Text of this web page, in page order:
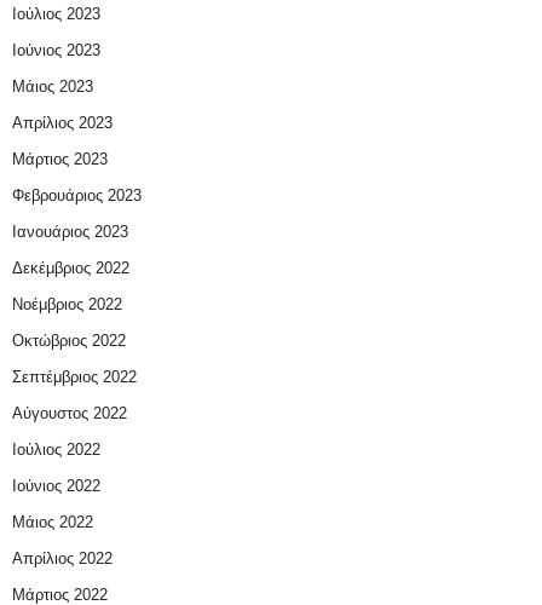
Ιούλιος 2023
Ιούνιος 2023
Μάιος 2023
Απρίλιος 2023
Μάρτιος 2023
Φεβρουάριος 2023
Ιανουάριος 2023
Δεκέμβριος 2022
Νοέμβριος 2022
Οκτώβριος 2022
Σεπτέμβριος 2022
Αύγουστος 2022
Ιούλιος 2022
Ιούνιος 2022
Μάιος 2022
Απρίλιος 2022
Μάρτιος 2022